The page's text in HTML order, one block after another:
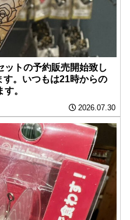
ットの予約販売開始致し
す。いつもは21時からの
。
2026.07.30